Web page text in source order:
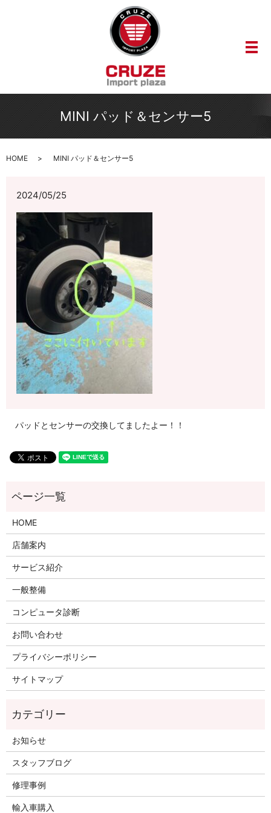
メ
MINI パッド＆センサー5
HOME MINI パッド＆センサー5
2024/05/25
パッドとセンサーの交換してましたよー！！
HOME
店舗案内
サービス紹介
一般整備
コンピュータ診断
お問い合わせ
プライバシーポリシー
サイトマップ
お知らせ
スタッフブログ
修理事例
輸入車購入